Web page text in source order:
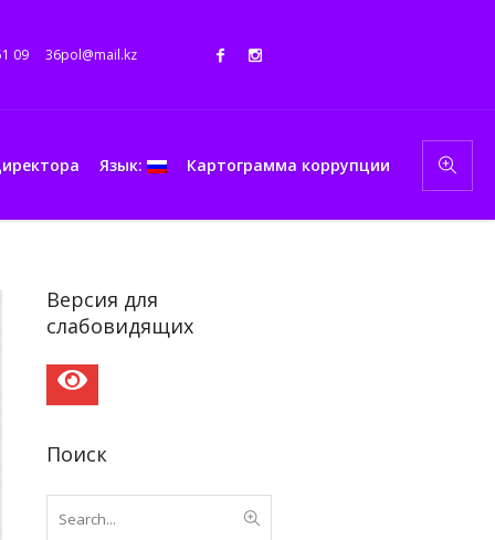
09 36pol@mail.kz
Язык: Картограмма коррупции
Версия для
слабовидящих
Поиск